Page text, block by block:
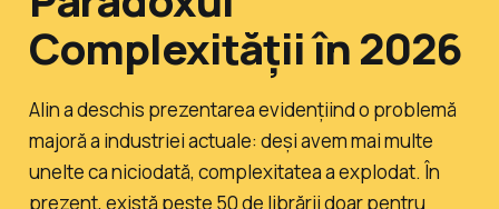
Complexității în 2026
Alin a deschis prezentarea evidențiind o problemă
majoră a industriei actuale: deși avem mai multe
unelte ca niciodată, complexitatea a explodat. În
prezent, există peste 50 de librării doar pentru